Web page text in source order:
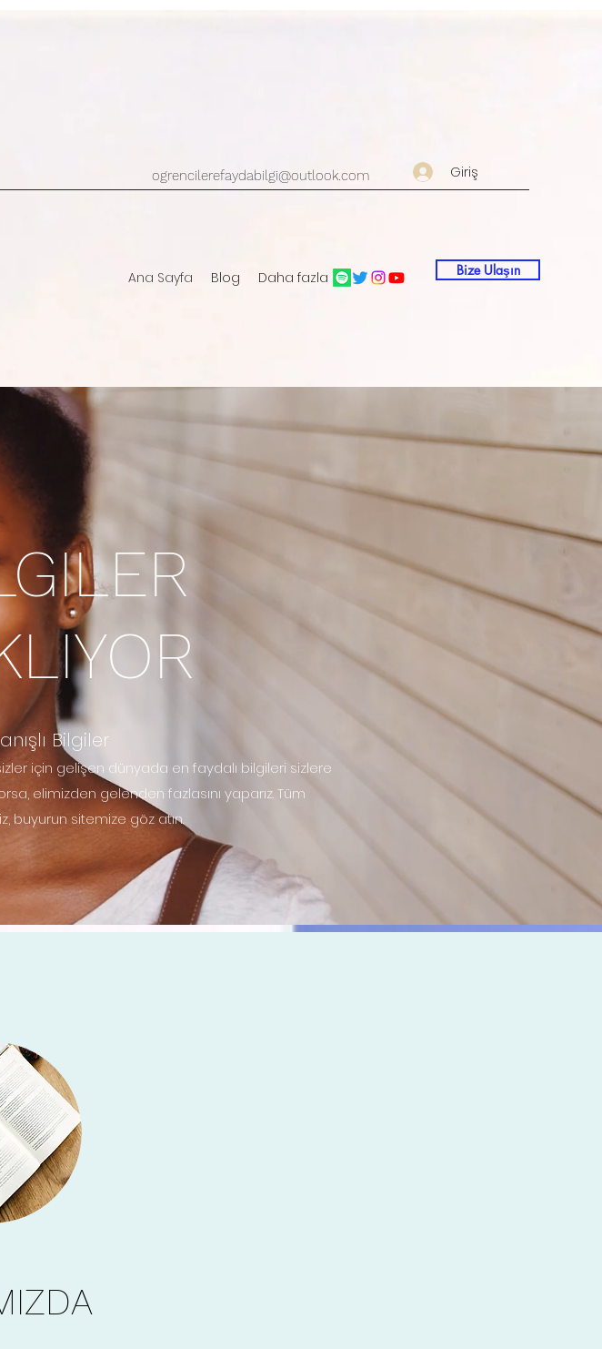
Giriş
ogrencilerefaydabilgi@outlook.com
Ana Sayfa Blog Daha fazla Bize Ulaşın
Bilgiler
için gelişen dünyada en faydalı bilgileri sizlere
elimizden gelenden fazlasını yaparız. Tüm
buyurun sitemize göz atın.